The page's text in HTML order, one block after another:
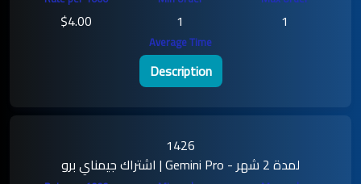
$4.00
1 1
Description
1426
اشتراك جيمناي برو | Gemini Pro - لمدة 2 شهر